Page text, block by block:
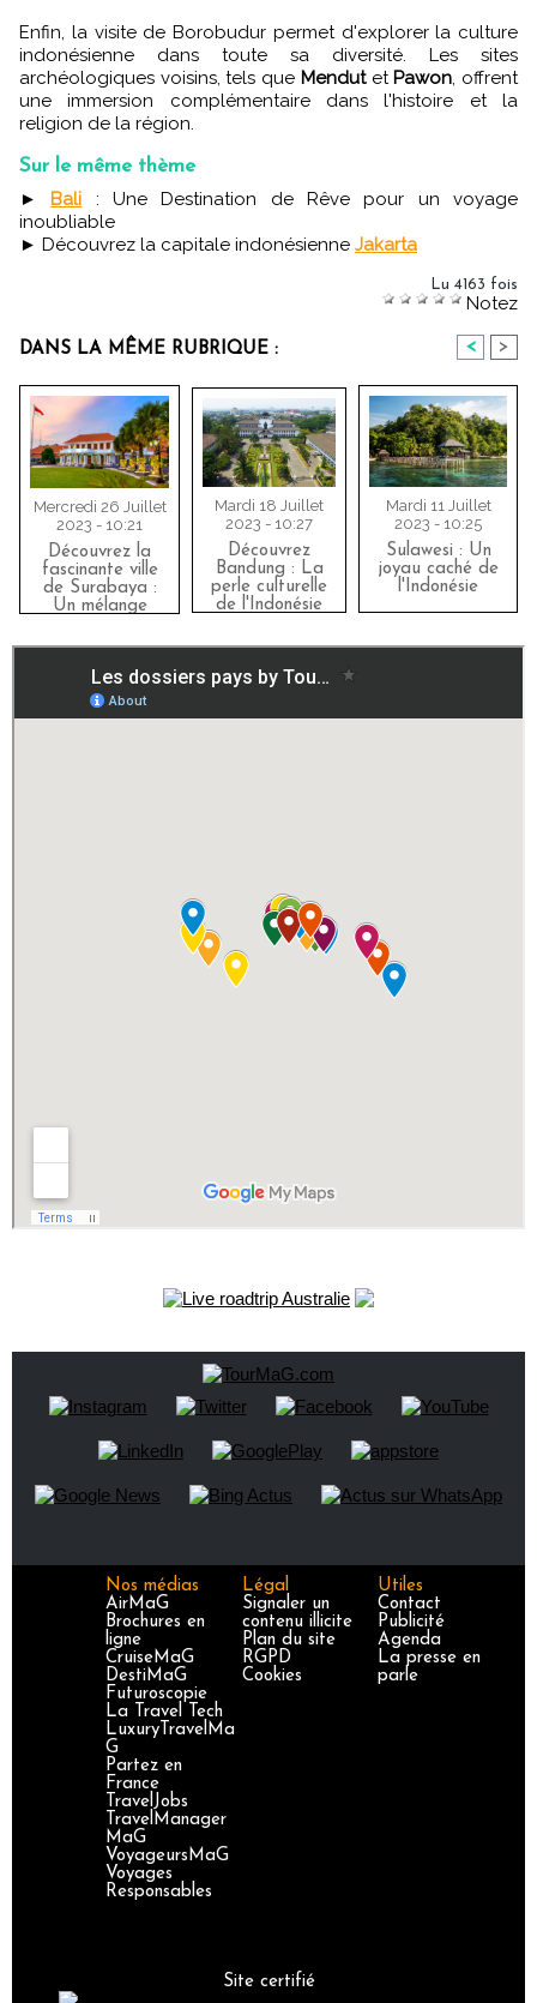
Enfin, la visite de Borobudur permet d'explorer la culture
indonésienne dans toute sa diversité. Les sites
archéologiques voisins, tels que Mendutet Pawon, offrent
une immersion complémentaire dans l'histoire et la
religion de la région.
Sur le même thème
Bali : Une Destination de Rêve pour un voyage
inoubliable
► Découvrez la capitale indonésienne Jakarta
Lu 4163 fois
Notez
DANS LA MÊME RUBRIQUE : < >
Mercredi 26 Juillet
2023 - 10:21
Découvrez la
fascinante ville
de Surabaya :
Un mélange
traditions et de
Mardi 18 Juillet
2023 - 10:27
Découvrez
Bandung : La
perle culturelle
de l'Indonésie
Mardi 11 Juillet
2023 - 10:25
Sulawesi : Un
joyau caché de
l'Indonésie
Nos médias
AirMaG
Brochures en
ligne
CruiseMaG
DestiMaG
Futuroscopie
La Travel Tech
LuxuryTravelMa
G
Partez en
France
TravelJobs
TravelManager
MaG
VoyageursMaG
Voyages
Responsables
Légal
Signaler un
contenu illicite
Plan du site
RGPD
Cookies
Utiles
Contact
Publicité
Agenda
La presse en
parle
Site certifié